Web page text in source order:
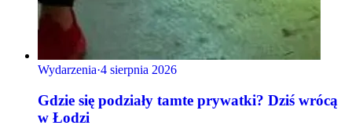
Wydarzenia·4 sierpnia 2026
Gdzie się podziały tamte prywatki? Dziś wrócą
w Łodzi